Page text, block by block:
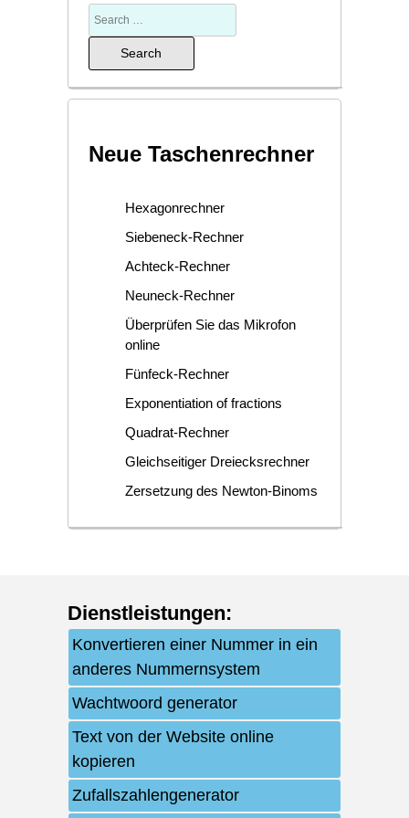
Neue Taschenrechner
Hexagonrechner
Siebeneck-Rechner
Achteck-Rechner
Neuneck-Rechner
Überprüfen Sie das Mikrofon
online
Fünfeck-Rechner
Exponentiation of fractions
Quadrat-Rechner
Gleichseitiger Dreiecksrechner
Zersetzung des Newton-Binoms
Dienstleistungen:
Konvertieren einer Nummer in ein
anderes Nummernsystem
Wachtwoord generator
Text von der Website online
kopieren
Zufallszahlengenerator